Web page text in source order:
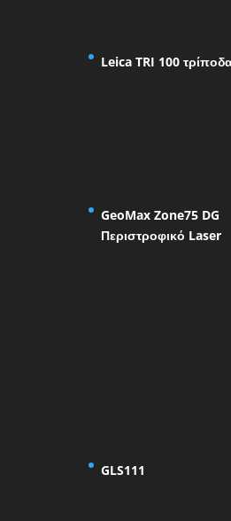
Leica TRI 100
GeoMax Zone75 DG
Περιστροφικό Laser
GLS111